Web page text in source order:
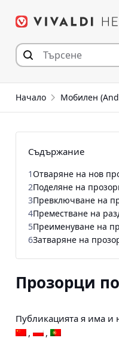
към съдържанието
Начало Мобилен
Прозорци
Публикацията я има и
Съдържание
1Отваряне на нов
2Поделяне на
3Превключване на
4Преместване на
5Преименуване на
6Затваряне на